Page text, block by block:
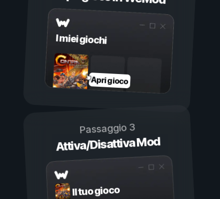
I miei giochi
Apri gioco
Passaggio 3
Attiva/Disattiva Mod
Il tuo gioco